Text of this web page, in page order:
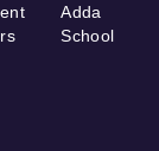
Adda
School